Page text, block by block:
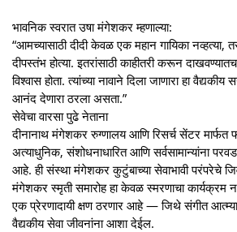
भावनिक स्वरात उषा मंगेशकर म्हणाल्या:
“आमच्यासाठी दीदी केवळ एक महान गायिका नव्हत्या,
दीपस्तंभ होत्या. इतरांसाठी काहीतरी करून
विश्वास होता. त्यांच्या नावाने दिला जाणारा हा वैद्यकीय
आनंद देणारा ठरला असता.”
सेवेचा वारसा पुढे नेताना
दीनानाथ मंगेशकर रुग्णालय आणि रिसर्च सेंटर
अत्याधुनिक, संशोधनाधारित आणि सर्वसामान्यांना
आहे. ही संस्था मंगेशकर कुटुंबाच्या सेवाभावी परंपरेचे
मंगेशकर स्मृती समारोह हा केवळ स्मरणाचा कार्यक्रम
एक प्रेरणादायी क्षण ठरणार आहे — जिथे संगीत
वैद्यकीय सेवा जीवनांना आशा देईल.